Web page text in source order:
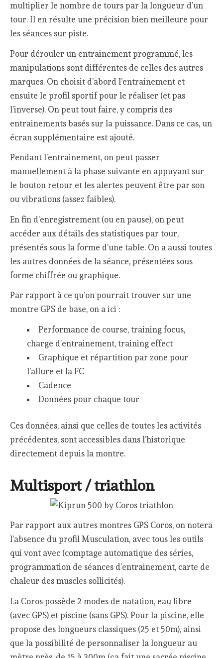
multiplier le nombre de tours par la longueur d’un
tour. Il en résulte une précision bien meilleure pour
les séances sur piste.
Pour dérouler un entrainement programmé, les
manipulations sont différentes de celles des autres
marques. On choisit d’abord l’entrainement et
ensuite le profil sportif pour le réaliser (et pas
l’inverse). On peut tout faire, y compris des
entrainements basés sur la puissance. Dans ce cas, un
écran supplémentaire est ajouté.
Pendant l’entrainement, on peut passer
manuellement à la phase suivante en appuyant sur
le bouton retour et les alertes peuvent être par son
ou vibrations (assez faibles).
En fin d’enregistrement (ou en pause), on peut
accéder aux détails des statistiques par tour,
présentés sous la forme d’une table. On a aussi toutes
les autres données de la séance, présentées sous
forme chiffrée ou graphique.
Par rapport à ce qu’on pourrait trouver sur une
montre GPS de base, on a ici :
Performance de course, training focus,
charge d’entrainement, training effect
Graphique et répartition par zone pour
l’allure et la FC
Cadence
Données pour chaque tour
Ces données, ainsi que celles de toutes les activités
précédentes, sont accessibles dans l’historique
directement depuis la montre.
Multisport / triathlon
Par rapport aux autres montres GPS Coros, on notera
l’absence du profil Musculation, avec tous les outils
qui vont avec (comptage automatique des séries,
programmation de séances d’entrainement, carte de
chaleur des muscles sollicités).
La Coros possède 2 modes de natation, eau libre
(avec GPS) et piscine (sans GPS). Pour la piscine, elle
propose des longueurs classiques (25 et 50m), ainsi
que la possibilité de personnaliser la longueur au